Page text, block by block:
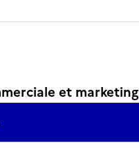
et marketing